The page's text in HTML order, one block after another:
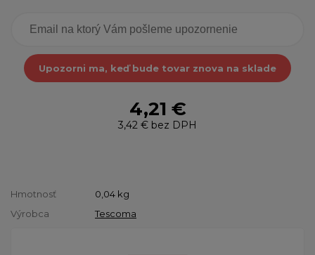
Upozorni ma, keď bude tovar znova na sklade
4,21 €
3,42 € bez DPH
Hmotnosť 0,04 kg
Výrobca
Tescoma